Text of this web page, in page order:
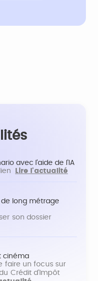
avec l'aide de l'IA
Lire l'actualité
de long métrage
son dossier
cinéma
faire un focus sur
Crédit d'Impôt